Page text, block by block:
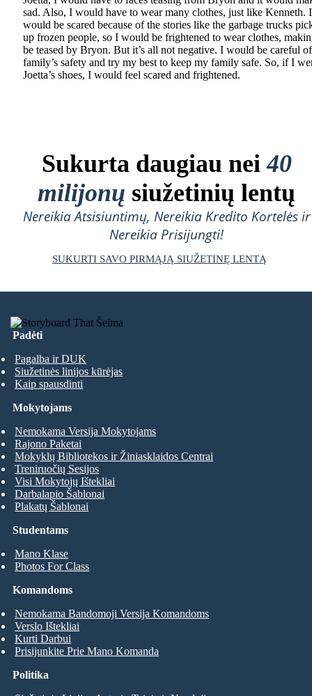
sad. Also, I would have to wear many clothes, just like Kenneth. I
would be scared because of the stories like the garbage trucks
up frozen people, so I would be frightened to wear clothes,
be teased by Bryon. But it’s all not negative. I would be careful
family’s safety and try my best to keep my family safe. So, if I
Joetta’s shoes, I would feel scared and frightened.
Sukurta daugiau nei40
milijonų siužetinių lentų
Nereikia Atsisiuntimų, Nereikia Kredito Kortelės ir
Nereikia Prisijungti!
SUKURTI SAVO PIRMĄJĄ SIUŽETINĘ LENTĄ
Padėti
Pagalba ir DUK
Siužetinės linijos kūrėjas
Kaip spausdinti
Studentams
Mano Klase
Photos For Class
Mokytojams
Nemokama Versija Mokytojams
Rajono Paketai
Mokyklų Bibliotekos ir Žiniasklaidos Centrai
Treniruočių Sesijos
Visi Mokytojų Ištekliai
Darbalapio Šablonai
Plakatų Šablonai
Komandoms
Nemokama Bandomoji Versija Komandoms
Verslo Ištekliai
Kurti Darbui
Prisijunkite Prie Mano Komanda
Politika